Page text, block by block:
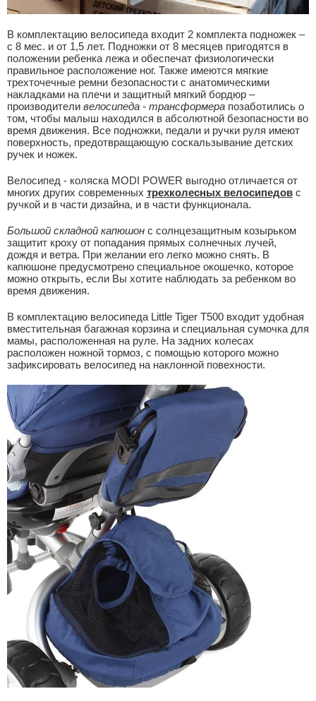
В комплектацию велосипеда входит 2 комплекта подножек –
с 8 мес. и от 1,5 лет. Подножки от 8 месяцев пригодятся в
положении ребенка лежа и обеспечат физиологически
правильное расположение ног. Также имеются мягкие
трехточечные ремни безопасности с анатомическими
накладками на плечи и защитный мягкий бордюр –
производители велосипеда - трансформерапозаботились о
том, чтобы малыш находился в абсолютной безопасности во
время движения. Все подножки, педали и ручки руля имеют
поверхность, предотвращающую соскальзывание детских
ручек и ножек.
Велосипед - коляска MODI POWER выгодно отличается от
многих других современных трехколесных велосипедовс
ручкой и в части дизайна, и в части функционала.
Большой складной капюшонс солнцезащитным козырьком
защитит кроху от попадания прямых солнечных лучей,
дождя и ветра. При желании его легко можно снять. В
капюшоне предусмотрено специальное окошечко, которое
можно открыть, если Вы хотите наблюдать за ребенком во
время движения.
В комплектацию велосипеда Little Tiger T500 входит удобная
вместительная багажная корзина и специальная сумочка для
мамы, расположенная на руле. На задних колесах
расположен ножной тормоз, с помощью которого можно
зафиксировать велосипед на наклонной повехности.